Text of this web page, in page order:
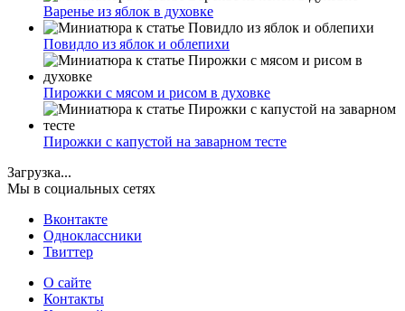
Варенье из яблок в духовке
Повидло из яблок и облепихи
Пирожки с мясом и рисом в духовке
Пирожки с капустой на заварном тесте
Загрузка...
Мы в социальных сетях
Вконтакте
Одноклассники
Твиттер
О сайте
Контакты